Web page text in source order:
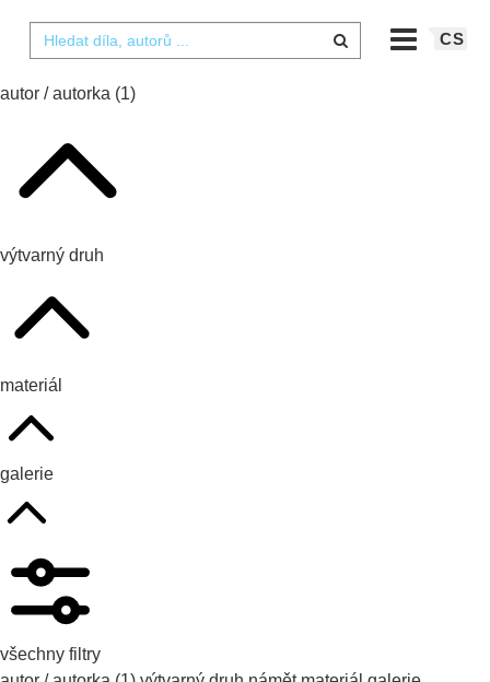
CS
autor / autorka (1)
výtvarný druh
materiál
galerie
všechny filtry